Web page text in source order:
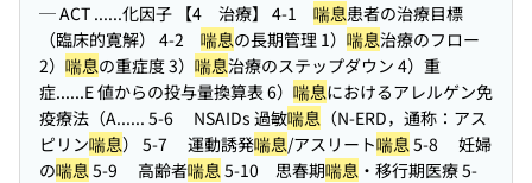
─ ACT ......化因子 【4 治療】 4-1 喘息患者の治療目標
（臨床的寛解） 4-2 喘息の長期管理 1） 喘息治療のフロー
2） 喘息の重症度 3） 喘息治療のステップダウン 4）重
症......E 値からの投与量換算表 6） 喘息におけるアレルゲン免
疫療法（A...... 5-6 NSAIDs 過敏喘息 （N-ERD，通称：アス
ピリン喘息） 5-7 運動誘発喘息/アスリート喘息5-8 妊婦
の喘息5-9 高齢者喘息5-10 思春期喘息 ・移行期医療 5-